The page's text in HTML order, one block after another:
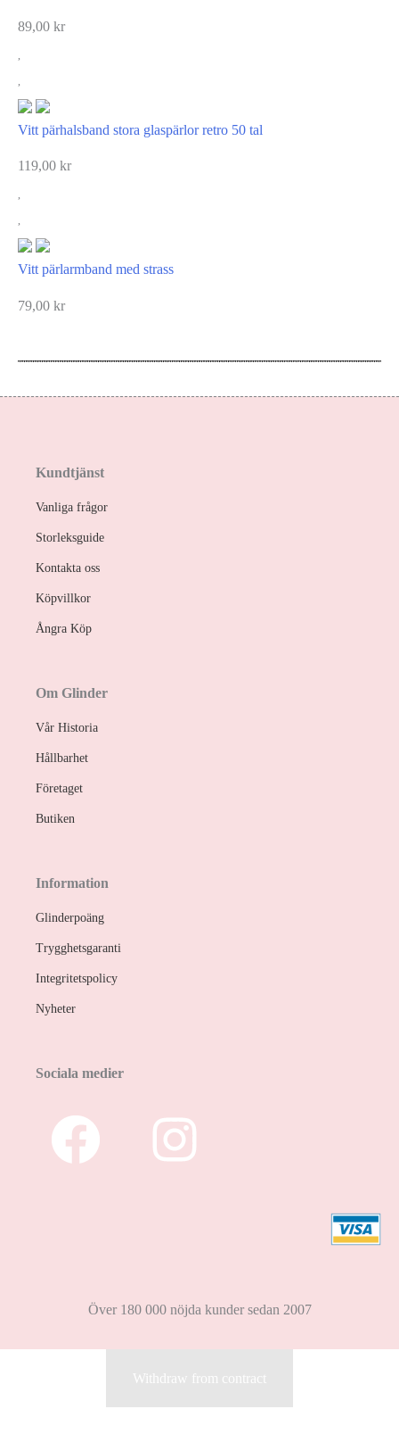
89,00 kr
Vitt pärhalsband stora glaspärlor retro 50 tal
119,00 kr
Vitt pärlarmband med strass
79,00 kr
Kundtjänst
Vanliga frågor
Storleksguide
Kontakta oss
Köpvillkor
Ångra Köp
Om Glinder
Vår Historia
Hållbarhet
Företaget
Butiken
Information
Glinderpoäng
Trygghetsgaranti
Integritetspolicy
Nyheter
Sociala medier
Över 180 000 nöjda kunder sedan 2007
Withdraw from contract